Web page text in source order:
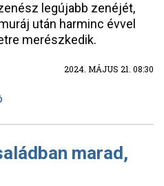
legújabb zenéjét,
után harminc évvel
merészkedik.
2024. MÁJUS 21. 08:30
marad,